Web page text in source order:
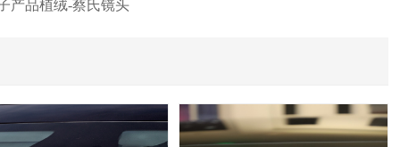
产品植绒-蔡氏镜头